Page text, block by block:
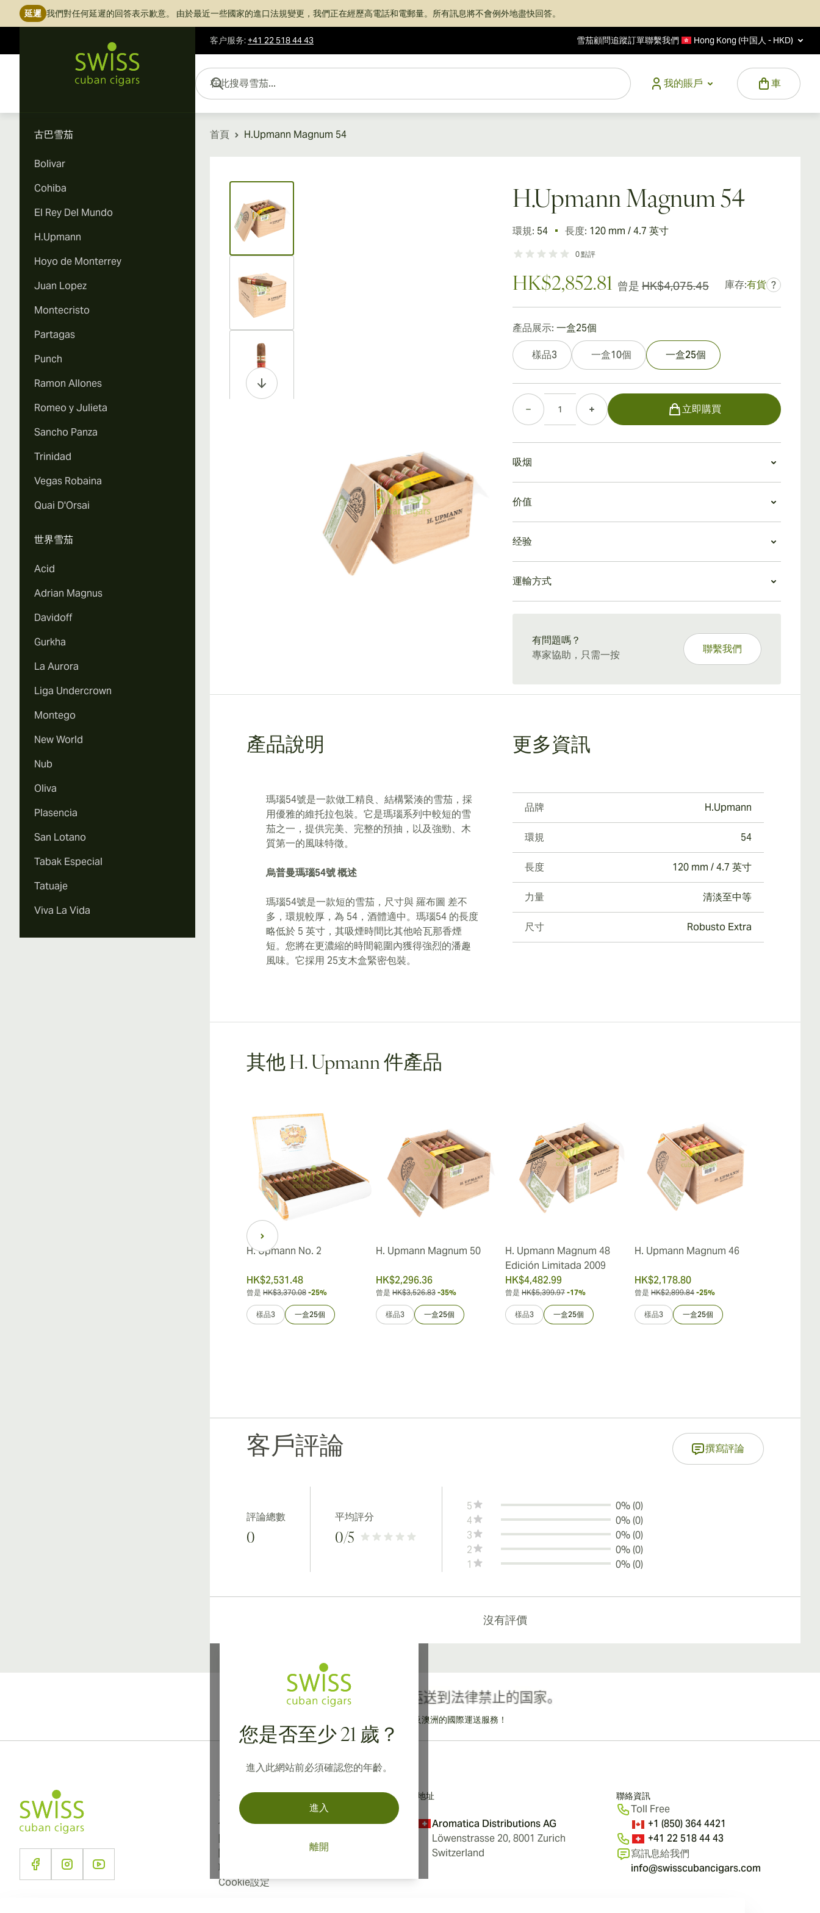
延遲 我們對任何延遲的回答表示歉意。 由於最近一些國家的進口法規變更，我們正在經歷高電話和電郵量。所有訊息將不會例外地盡快回答。
客户服务:+41 22 518 44 43 雪茄顧問追蹤訂單聯繫我們 Hong Kong (中国人 - HKD)
我的賬戶
車
在此搜尋雪茄...
古巴雪茄
Bolivar
Cohiba
El Rey Del Mundo
H.Upmann
Hoyo de Monterrey
Juan Lopez
Montecristo
Partagas
Punch
Ramon Allones
Romeo y Julieta
Sancho Panza
Trinidad
Vegas Robaina
Quai D'Orsai
世界雪茄
Acid
Adrian Magnus
Davidoff
Gurkha
La Aurora
Liga Undercrown
Montego
New World
Nub
Oliva
Plasencia
San Lotano
Tabak Especial
Tatuaje
Viva La Vida
首頁 H.Upmann Magnum 54
View larger image
View larger image
H.Upmann Magnum 54
環規: 54 長度: 120 mm / 4.7 英寸
0點評
HK$2,852.81 曾是 HK$4,075.45 庫存:有貨 ?
產品展示: 一盒25個
樣品3 一盒10個 一盒25個
數量
立即購買
吸烟
瑪瑙54 結構緊湊，結構精良，具有生鏽的棕色包裝和優雅的圓
都脫穎而出 - 在吸煙之前您會情不自禁地不斷吸入泥土的香
氣。您會注意到一絲蜜餞、辛辣的底調，與濃鬱而豐富的木質
香調和泥土香調完美搭配。
价值
這款雪茄製作精良，提供有趣且富有特色的品嚐體驗。就其品
经验
這款雪茄最適合初學者或偶爾吸煙的人。其充滿活力和明確的
運輸方式
有問題嗎？
專家協助，只需一按
聯繫我們
產品說明
瑪瑙54號是一款做工精良、結構緊湊的雪茄，採
用優雅的維托拉包裝。它是瑪瑙系列中較短的雪
茄之一，提供完美、完整的預抽，以及強勁、木
質第一的風味特徵。
烏普曼瑪瑙54號 概述
瑪瑙54號是一款短的雪茄，尺寸與 羅布圖 差不
多，環規較厚，為 54，酒體適中。瑪瑙54 的長度
略低於 5 英寸，其吸煙時間比其他哈瓦那香煙
短。您將在更濃縮的時間範圍內獲得強烈的潘趣
風味。它採用 25支木盒緊密包裝。
更多資訊
品牌 H.Upmann
環規 54
長度 120 mm / 4.7 英寸
力量 清淡至中等
尺寸 Robusto Extra
其他 H. Upmann 件產品
H. Upmann No. 2
HK$2,531.48
曾是 HK$3,370.08 -25%
樣品3 一盒25個
H. Upmann Magnum 50
HK$2,296.36
曾是 HK$3,526.83 -35%
樣品3 一盒25個
H. Upmann Magnum 48
Edición Limitada 2009
HK$4,482.99
曾是 HK$5,399.97 -17%
樣品3 一盒25個
H. Upmann Magnum 46
HK$2,178.80
曾是 HK$2,899.84 -25%
樣品3 一盒25個
客戶評論 撰寫評論
評論總數
0
平均評分
0/5
5
0% (0)
4
0% (0)
3
0% (0)
2
0% (0)
1
0% (0)
沒有評價
您是否至少 21 歲？
進入此網站前必須確認您的年齡。
進入
離開
提供寄往加拿大、英國及澳洲的國際運送服務！
地址
Aromatica Distributions AG
Löwenstrasse 20, 8001 Zurich
Switzerland
資訊
使用條款
隱私政策
聯絡我們
Cookie設定
聯絡資訊
Toll Free
+1 (850) 364 4421
+41 22 518 44 43
寫訊息給我們
info@swisscubancigars.com